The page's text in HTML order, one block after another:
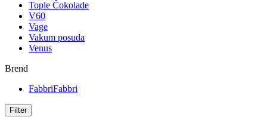
Tople Čokolade
V60
Vage
Vakum posuda
Venus
Brend
FabbriFabbri
Filter